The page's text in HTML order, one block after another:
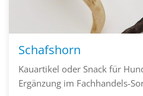
Schafshorn
Kauartikel oder Snack für
Ergänzung im Fachhandels-